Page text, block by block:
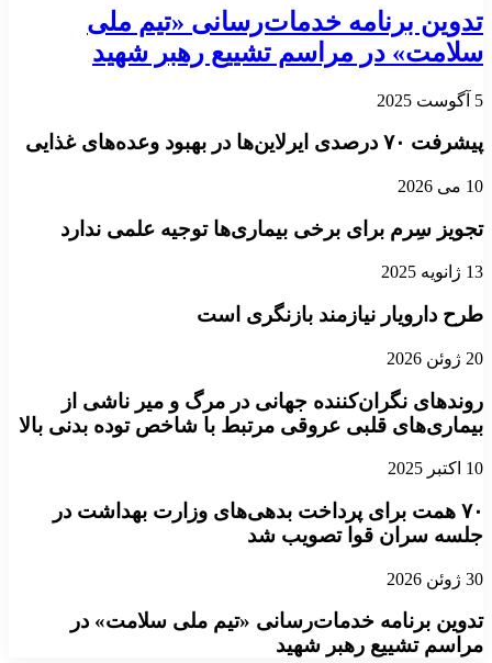
تدوین برنامه خدمات‌رسانی «تیم ملی
سلامت» در مراسم تشییع رهبر شهید
5 آگوست 2025
پیشرفت ۷۰ درصدی ایرلاین‌ها در بهبود وعده‌های غذایی
10 می 2026
تجویز سِرم برای برخی‌ بیماری‌ها توجیه علمی ندارد
13 ژانویه 2025
طرح دارویار نیازمند بازنگری است
20 ژوئن 2026
روندهای نگران‌کننده جهانی در مرگ و میر ناشی از
بیماری‌های قلبی عروقی مرتبط با شاخص توده بدنی بالا
10 اکتبر 2025
۷۰ همت برای پرداخت بدهی‌های وزارت بهداشت در
جلسه سران قوا تصویب شد
30 ژوئن 2026
تدوین برنامه خدمات‌رسانی «تیم ملی سلامت» در
مراسم تشییع رهبر شهید